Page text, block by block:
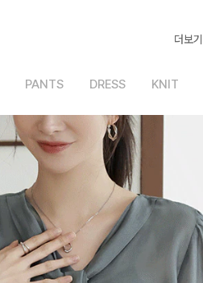
더보기
PANTS DRESS KNIT